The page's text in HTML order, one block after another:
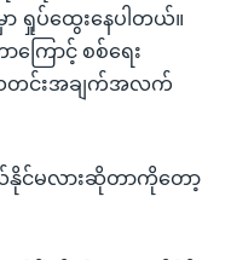
ရှုပ်ထွေးနေပါတယ်။
ြောင့် စစ်ရေး
တင်းအချက်အလက်
င်မလားဆိုတာကိုတော့